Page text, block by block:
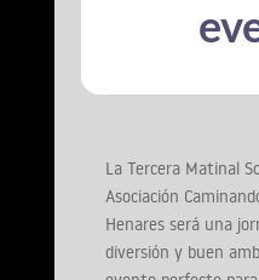
La Tercera Matinal
Asociación
Henares será una
diversión y buen